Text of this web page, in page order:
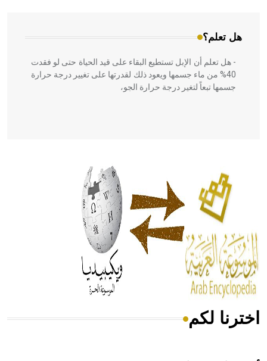
هل تعلم؟
- هل تعلم أن الإبل تستطيع البقاء على قيد الحياة حتى لو فقدت
40% من ماء جسمها ويعود ذلك لقدرتها على تغيير درجة حرارة
جسمها تبعاً لتغير درجة حرارة الجو،
الحكم، الأدلة، تنظيم التغذية، ورسالته في جروح الرأس. ويعود
له الفضل بأنه حرر الطب من الدين والفلسفة.
- هل تعلم أن المرجان إفراز حيواني يتكون في البحر ويتركب
من مادة كربونات الكلسيوم، وهو أحمر أو شديد الحمرة وهو
أجود أنواعه، ويمتاز بكبر الحجم ويسمى الش
هل تعلم أن الأبسيد كلمة فرنسية اللفظ تم اعتمادها مصطلحاً
اخترنا لكم